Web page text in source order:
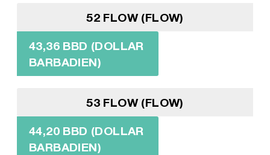
52 FLOW (FLOW)
43,36 BBD (DOLLAR
BARBADIEN)
53 FLOW (FLOW)
44,20 BBD (DOLLAR
BARBADIEN)